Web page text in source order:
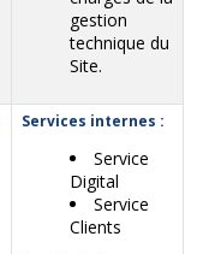
gestion
technique du
Site.
Services internes :
Service
Digital
Service
Clients